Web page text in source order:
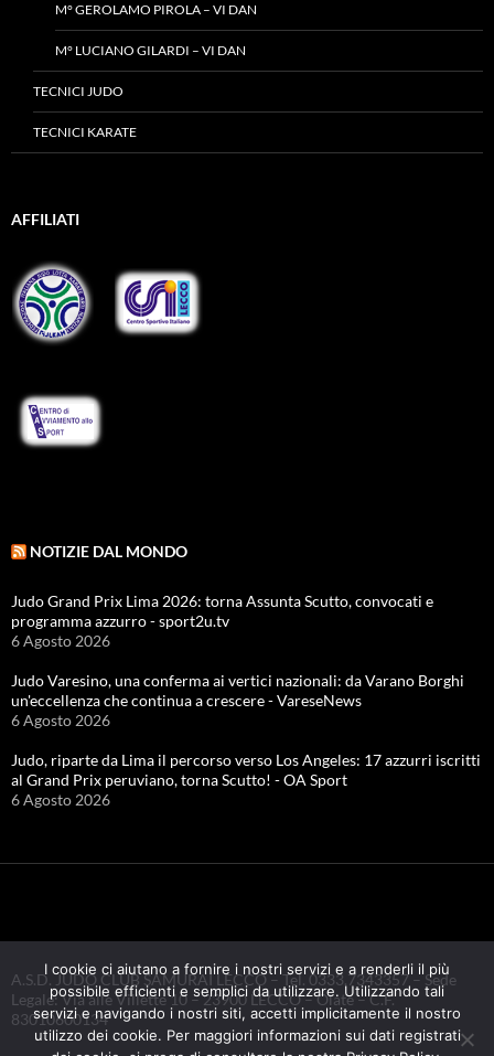
M° GEROLAMO PIROLA – VI DAN
M° LUCIANO GILARDI – VI DAN
TECNICI JUDO
TECNICI KARATE
AFFILIATI
NOTIZIE DAL MONDO
Judo Grand Prix Lima 2026: torna Assunta Scutto, convocati e
programma azzurro - sport2u.tv
6 Agosto 2026
Judo Varesino, una conferma ai vertici nazionali: da Varano Borghi
un'eccellenza che continua a crescere - VareseNews
6 Agosto 2026
Judo, riparte da Lima il percorso verso Los Angeles: 17 azzurri iscritti
al Grand Prix peruviano, torna Scutto! - OA Sport
6 Agosto 2026
A.S.D. JUDO CLUB SAMURAI LECCO – Tel. 0333.7343357 – Sede
Legale: Via alle Villette 10 – 23900 LECCO – Olate – C.F.
83010600134
I cookie ci aiutano a fornire i nostri servizi e a renderli il più
possibile efficienti e semplici da utilizzare. Utilizzando tali
servizi e navigando i nostri siti, accetti implicitamente il nostro
utilizzo dei cookie. Per maggiori informazioni sui dati registrati